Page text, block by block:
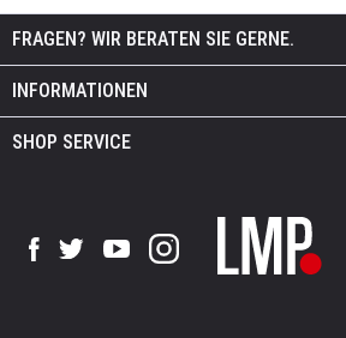
FRAGEN? WIR BERATEN SIE GERNE.
INFORMATIONEN
SHOP SERVICE